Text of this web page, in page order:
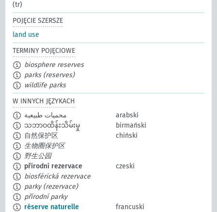
(tr)
POJĘCIE SZERSZE
land use
TERMINY POJĘCIOWE
biosphere reserves
parks (reserves)
wildlife parks
W INNYCH JĘZYKACH
محميات طبيعية
arabski
သဘာဝထိန်းသိမ်းမှု
birmański
自然保护区
chiński
生物圈保护区
野生公园
přírodní rezervace
czeski
biosférická rezervace
parky (rezervace)
přírodní parky
réserve naturelle
francuski